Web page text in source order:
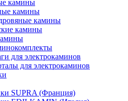
камины
камины
камины
камины
для электрокаминов
для электрокаминов
SUPRA (Франция)